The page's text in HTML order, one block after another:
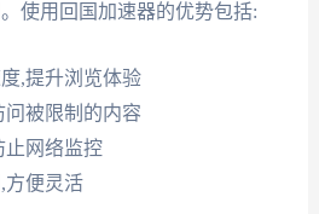
使用回国加速器的优势包括:
,提升浏览体验
被限制的内容
止网络监控
方便灵活